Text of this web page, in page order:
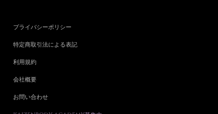
プライバシーポリシー
特定商取引法による表記
利用規約
会社概要
お問い合わせ